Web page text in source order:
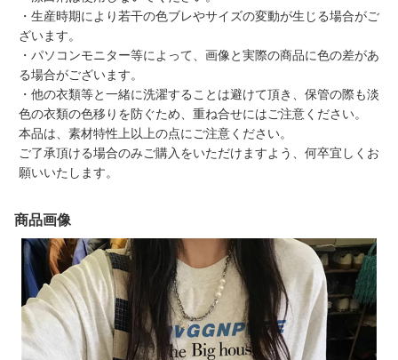
・生産時期により若干の色ブレやサイズの変動が生じる場合がご
ざいます。
・パソコンモニター等によって、画像と実際の商品に色の差があ
る場合がございます。
・他の衣類等と一緒に洗濯することは避けて頂き、保管の際も淡
色の衣類の色移りを防ぐため、重ね合せにはご注意ください。
本品は、素材特性上以上の点にご注意ください。
ご了承頂ける場合のみご購入をいただけますよう、何卒宜しくお
願いいたします。
商品画像